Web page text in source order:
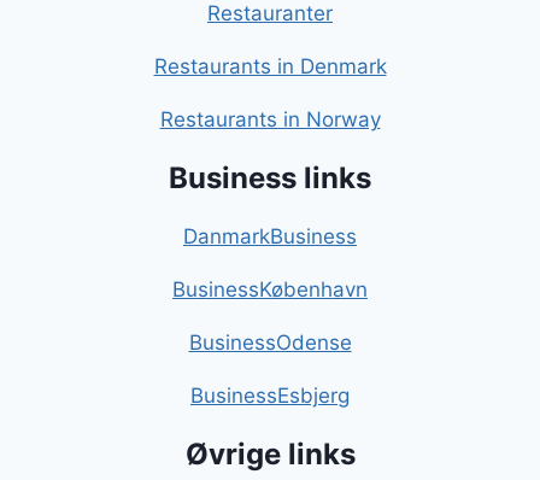
Restauranter
Restaurants in Denmark
Restaurants in Norway
Business links
DanmarkBusiness
BusinessKøbenhavn
BusinessOdense
BusinessEsbjerg
Øvrige links